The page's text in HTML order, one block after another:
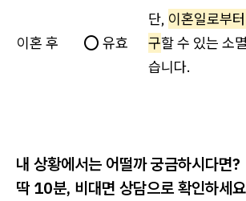
이혼 후 ⭕ 유효
단, 이혼일로부
구할 수 있는 소
습니다.
내 상황에서는 어떨까 궁금하시다면?
딱 10분, 비대면 상담으로 확인하세